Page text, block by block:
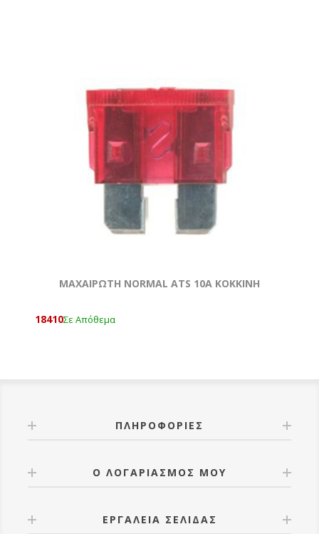
ΜΑΧΑΙΡΩΤΗ NORMAL ATS 10A KOKKΙΝΗ
18410Σε Απόθεμα
ΠΛΗΡΟΦΟΡΊΕΣ
Ο ΛΟΓΑΡΙΑΣΜΌΣ ΜΟΥ
ΕΡΓΑΛΕΊΑ ΣΕΛΊΔΑΣ